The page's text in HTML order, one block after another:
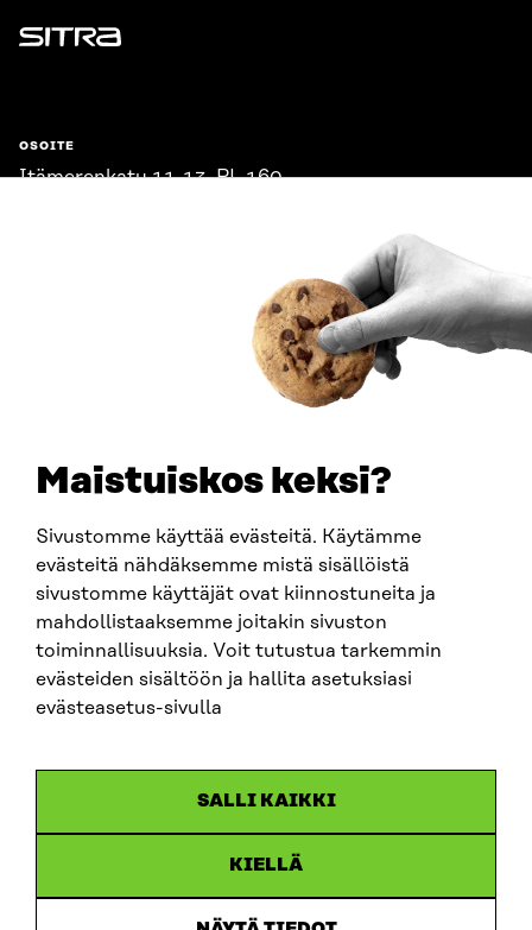
Maistuiskos keksi?
Sivustomme käyttää evästeitä. Käytämme
evästeitä nähdäksemme mistä sisällöistä
sivustomme käyttäjät ovat kiinnostuneita ja
mahdollistaaksemme joitakin sivuston
toiminnallisuuksia. Voit tutustua tarkemmin
evästeiden sisältöön ja hallita asetuksiasi
evästeasetus-sivulla
SALLI KAIKKI
KIELLÄ
Sitra
OSOITE
Itämerenkatu 11-13, PL 160,
SITRA SOSIAALISESSA MEDIASSA
LinkedIn
Instagram
YouTube